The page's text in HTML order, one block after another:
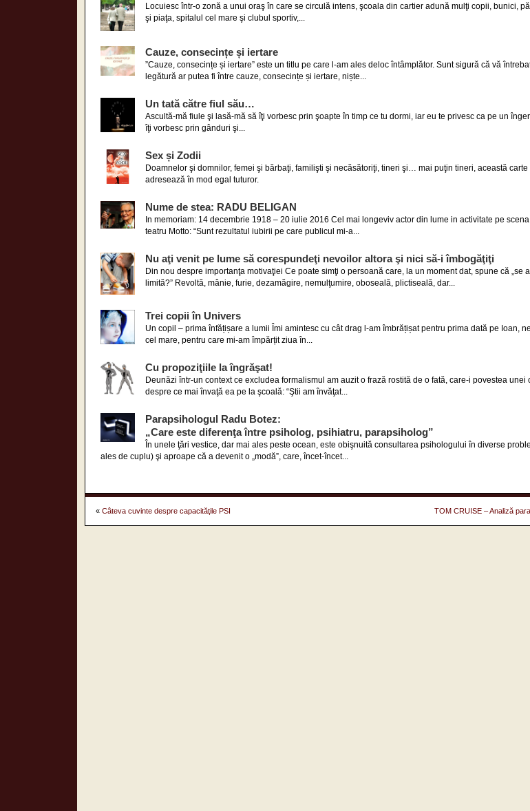
Locuiesc într-o zonă a unui oraş în care se circulă intens, şcoala din cartier adună mulţi copii, bunici,
şi piaţa, spitalul cel mare şi clubul sportiv,...
Cauze, consecințe și iertare
”Cauze, consecințe și iertare” este un titlu pe care l-am ales deloc întâmplător. Sunt sigură că vă
legătură ar putea fi între cauze, consecințe și iertare, niște...
Un tată către fiul său…
Ascultă-mă fiule şi lasă-mă să îţi vorbesc prin şoapte în timp ce tu dormi, iar eu te privesc ca pe un
îţi vorbesc prin gânduri şi...
Sex și Zodii
Doamnelor şi domnilor, femei şi bărbaţi, familişti şi necăsătoriţi, tineri şi… mai puţin tineri, această carte
adresează în mod egal tuturor.
Nume de stea: RADU BELIGAN
In memoriam: 14 decembrie 1918 – 20 iulie 2016 Cel mai longeviv actor din lume in activitate pe
teatru Motto: “Sunt rezultatul iubirii pe care publicul mi-a...
Nu aţi venit pe lume să corespundeţi nevoilor altora şi nici să-i îmbogăţiţi
Din nou despre importanţa motivaţiei Ce poate simţi o persoană care, la un moment dat, spune că „se
limită?” Revoltă, mânie, furie, dezamăgire, nemulţumire, oboseală, plictiseală, dar...
Trei copii în Univers
Un copil – prima înfățișare a lumii Îmi amintesc cu cât drag l-am îmbrățișat pentru prima dată pe Ioan,
cel mare, pentru care mi-am împărțit ziua în...
Cu propoziţiile la îngrăşat!
Deunăzi într-un context ce excludea formalismul am auzit o frază rostită de o fată, care-i povestea unei
despre ce mai învaţă ea pe la şcoală: “Ştii am învăţat...
Parapsihologul Radu Botez:
„Care este diferenţa între psiholog, psihiatru, parapsiholog”
În unele ţări vestice, dar mai ales peste ocean, este obişnuită consultarea psihologului în diverse
ales de cuplu) şi aproape că a devenit o „modă”, care, încet-încet...
« Câteva cuvinte despre capacităţile PSI TOM CRUISE – Analiză